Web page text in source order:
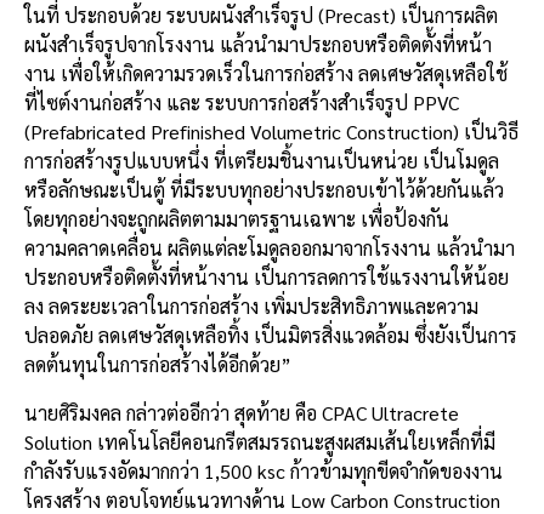
ในที่ ประกอบด้วย ระบบผนังสำเร็จรูป (Precast) เป็นการผลิต
ผนังสำเร็จรูปจากโรงงาน แล้วนำมาประกอบหรือติดตั้งที่หน้า
งาน เพื่อให้เกิดความรวดเร็วในการก่อสร้าง ลดเศษวัสดุเหลือใช้
ที่ไซต์งานก่อสร้าง และ ระบบการก่อสร้างสำเร็จรูป PPVC
(Prefabricated Prefinished Volumetric Construction) เป็นวิธี
การก่อสร้างรูปแบบหนึ่ง ที่เตรียมชิ้นงานเป็นหน่วย เป็นโมดูล
หรือลักษณะเป็นตู้ ที่มีระบบทุกอย่างประกอบเข้าไว้ด้วยกันแล้ว
โดยทุกอย่างจะถูกผลิตตามมาตรฐานเฉพาะ เพื่อป้องกัน
ความคลาดเคลื่อน ผลิตแต่ละโมดูลออกมาจากโรงงาน แล้วนำมา
ประกอบหรือติดตั้งที่หน้างาน เป็นการลดการใช้แรงงานให้น้อย
ลง ลดระยะเวลาในการก่อสร้าง เพิ่มประสิทธิภาพและความ
ปลอดภัย ลดเศษวัสดุเหลือทิ้ง เป็นมิตรสิ่งแวดล้อม ซึ่งยังเป็นการ
ลดต้นทุนในการก่อสร้างได้อีกด้วย”
นายศิริมงคล กล่าวต่ออีกว่า สุดท้าย คือ CPAC Ultracrete
Solution เทคโนโลยีคอนกรีตสมรรถนะสูงผสมเส้นใยเหล็กที่มี
กำลังรับแรงอัดมากกว่า 1,500 ksc ก้าวข้ามทุกขีดจำกัดของงาน
โครงสร้าง ตอบโจทย์แนวทางด้าน Low Carbon Construction